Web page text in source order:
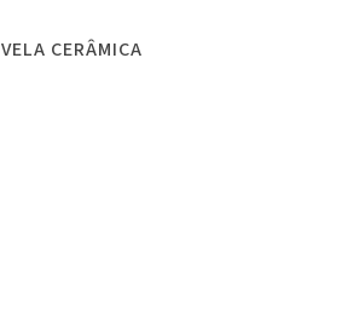
VELA CERÂMICA